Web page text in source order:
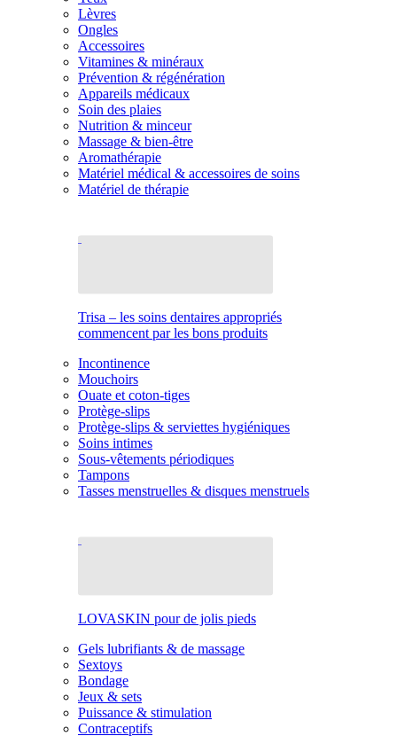
Lèvres
Ongles
Accessoires
Vitamines & minéraux
Prévention & régénération
Appareils médicaux
Soin des plaies
Nutrition & minceur
Massage & bien-être
Aromathérapie
Matériel médical & accessoires de soins
Matériel de thérapie
Trisa – les soins dentaires appropriés
commencent par les bons produits
Incontinence
Mouchoirs
Ouate et coton-tiges
Protège-slips
Protège-slips & serviettes hygiéniques
Soins intimes
Sous-vêtements périodiques
Tampons
Tasses menstruelles & disques menstruels
LOVASKIN pour de jolis pieds
Gels lubrifiants & de massage
Sextoys
Bondage
Jeux & sets
Puissance & stimulation
Contraceptifs